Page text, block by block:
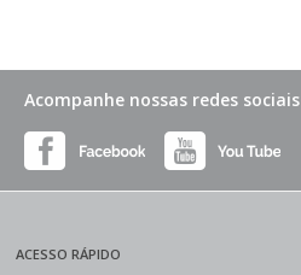
Acompanhe nossas redes sociais
ACESSO RÁPIDO